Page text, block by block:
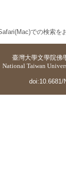
での検索を
臺灣大學文學院佛
National Taiwan
doi:10.6681/